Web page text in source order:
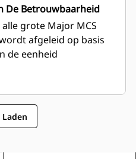
De Betrouwbaarheid
grote Major MCS
afgeleid op basis
de eenheid
Laden